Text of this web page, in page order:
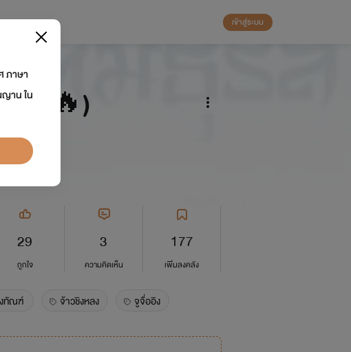
เข้าสู่ระบบ
29
ถูกใจ
3
ความคิดเห็น
177
เพิ่มลงคลัง
ทัณฑ์ จ้าวชิงหลง จูจื่ออิง
ภาษา
าน ใน